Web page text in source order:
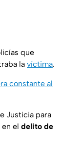
que
la víctima.
constante al
Justicia para
el delito de